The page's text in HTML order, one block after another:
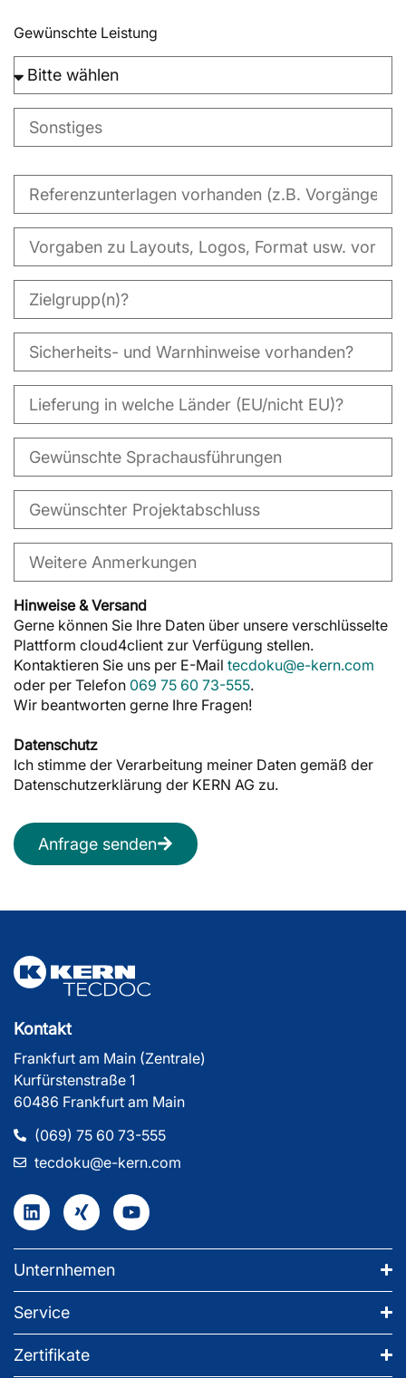
Gewünschte Leistung
Hinweise & Versand
Gerne können Sie Ihre Daten über unsere verschlüsselte
Plattform cloud4client zur Verfügung stellen.
Kontaktieren Sie uns per E-Mail tecdoku@e-kern.com
oder per Telefon 069 75 60 73-555.
Wir beantworten gerne Ihre Fragen!
Datenschutz
Ich stimme der Verarbeitung meiner Daten gemäß der
Datenschutzerklärung der KERN AG zu.
Anfrage senden
Kontakt
Frankfurt am Main (Zentrale)
Kurfürstenstraße 1
60486 Frankfurt am Main
(069) 75 60 73-555
tecdoku@e-kern.com
Unternhemen
Service
Zertifikate